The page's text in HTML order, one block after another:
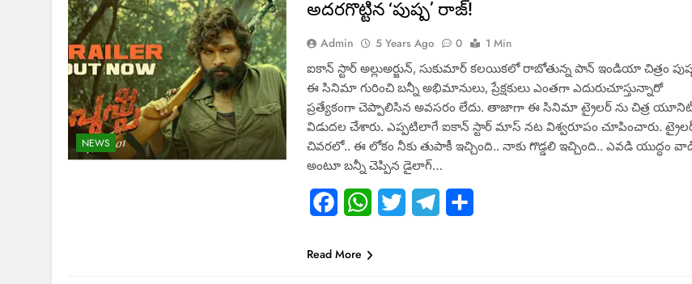
NEWS
అదరగొట్టిన ‘పుష్ప’ రాజ్!
Admin 5 Years Ago 0
1 Min
ఐకాన్ స్టార్ అల్లుఅర్జున్, సుకుమార్ కలయికలో రాబోతున్న పాన్ ఇండియా చిత్రం
ఈ సినిమా గురించి బన్నీ అభిమానులు, ప్రేక్షకులు ఎంతగా ఎదురుచూస్తున్నారో
ప్రత్యేకంగా చెప్పాలిసిన అవసరం లేదు. తాజాగా ఈ సినిమా ట్రైలర్ ను చిత్ర
విడుదల చేశారు. ఎప్పటిలాగే ఐకాన్ స్టార్ మాస్ నట విశ్వరూపం చూపించారు.
చివరలో.. ఈ లోకం నీకు తుపాకీ ఇచ్చింది.. నాకు గొడ్డలి ఇచ్చింది.. ఎవడి యుద్ధం
అంటూ బన్నీ చెప్పిన డైలాగ్…
FacebookWhatsApp
Twitter Telegram
Read More